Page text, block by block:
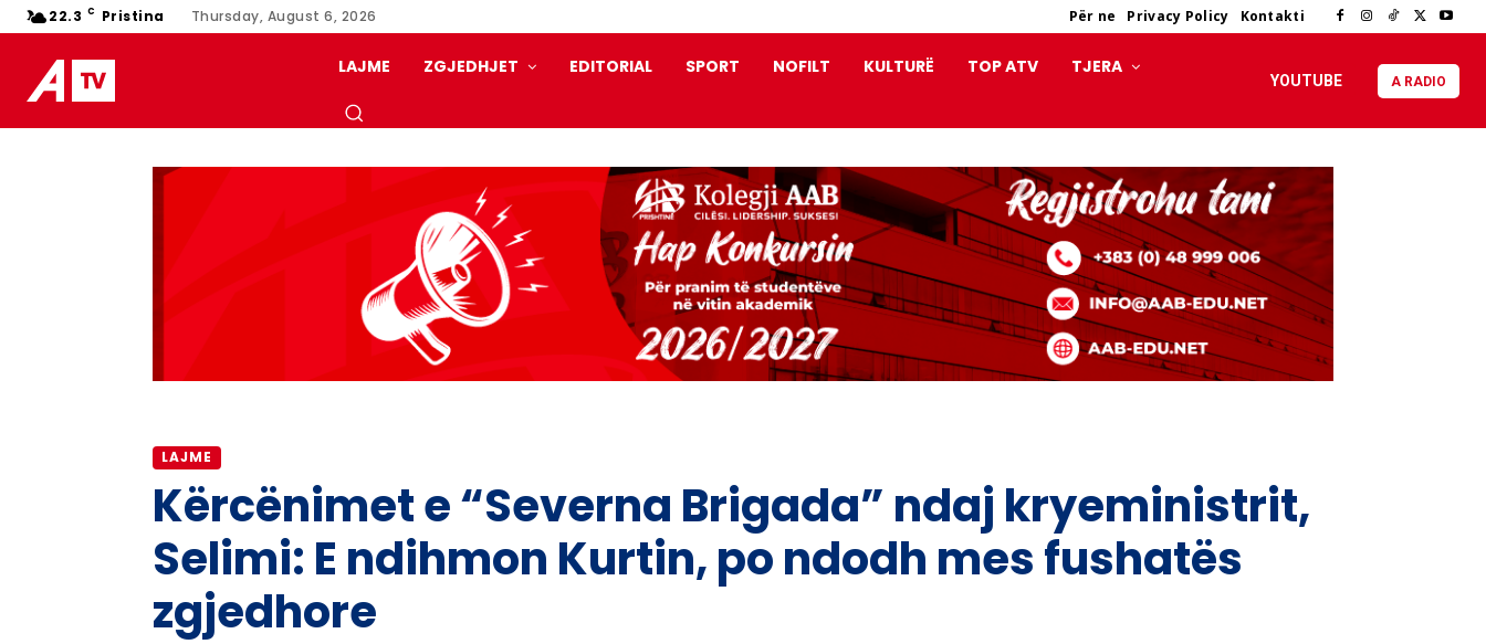
22.3 C Pristina Thursday, August 6, 2026 Për ne Privacy Policy Kontakti
LAJME ZGJEDHJET EDITORIAL SPORT NOFILT KULTURË TOP ATV TJERA
YOUTUBE A RADIO
LAJME
Kërcënimet e “Severna Brigada” ndaj kryeministrit,
Selimi: E ndihmon Kurtin, po ndodh mes fushatës
zgjedhore